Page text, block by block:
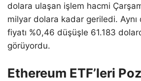
dolara ulaşan işlem hacmi
milyar dolara kadar geriledi.
fiyatı %0,46 düşüşle 61.183
görüyordu.
Ethereum ETF’leri